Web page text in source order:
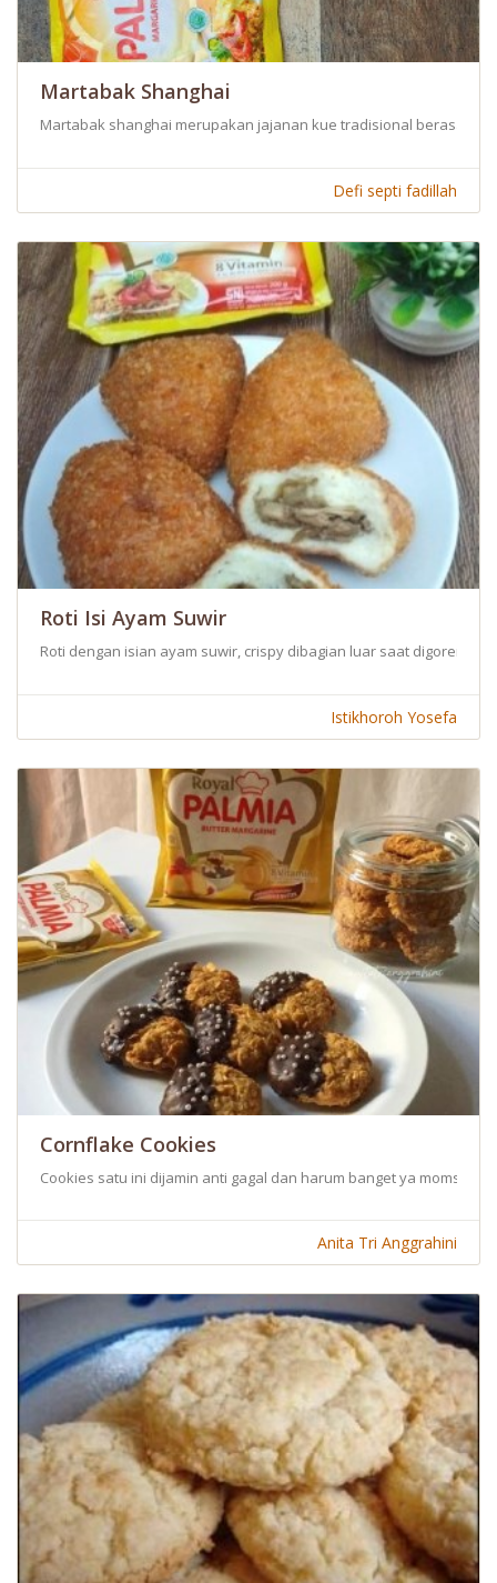
Martabak Shanghai
Martabak shanghai merupakan jajanan kue tradisional berasal
Defi septi fadillah
Roti Isi Ayam Suwir
Roti dengan isian ayam suwir, crispy dibagian luar saat digoreng.
Istikhoroh Yosefa
Cornflake Cookies
Cookies satu ini dijamin anti gagal dan harum banget ya moms
Anita Tri Anggrahini